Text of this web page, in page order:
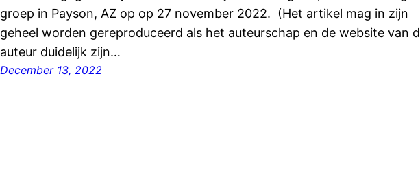
groep in Payson, AZ op op 27 november 2022. (Het artikel mag in zijn
geheel worden gereproduceerd als het auteurschap en de website van
auteur duidelijk zijn…
December 13, 2022